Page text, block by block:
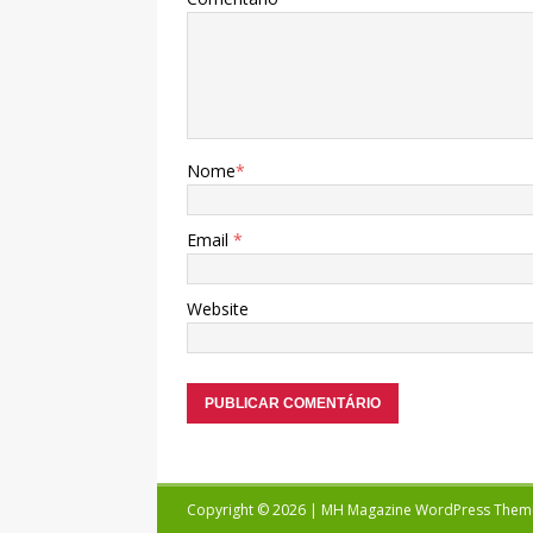
Nome*
Email *
Website
Copyright © 2026 | MH Magazine WordPress